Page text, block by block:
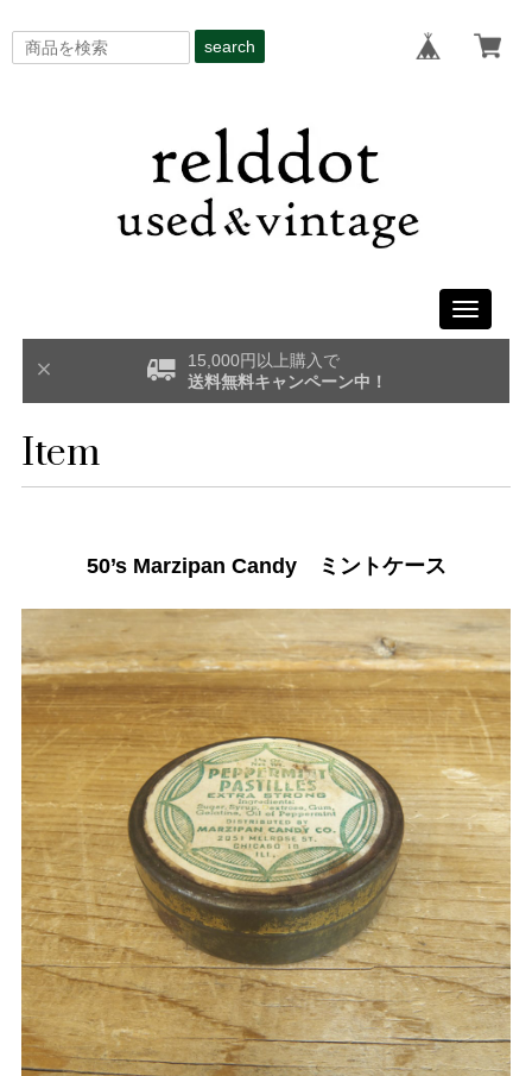
search
Toggle
15,000円以上購入で
送料無料キャンペーン中！
Item
50’s Marzipan Candy ミントケース